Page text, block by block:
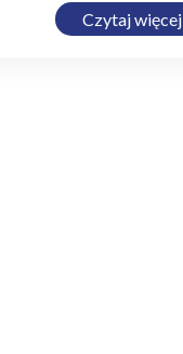
Czytaj więcej